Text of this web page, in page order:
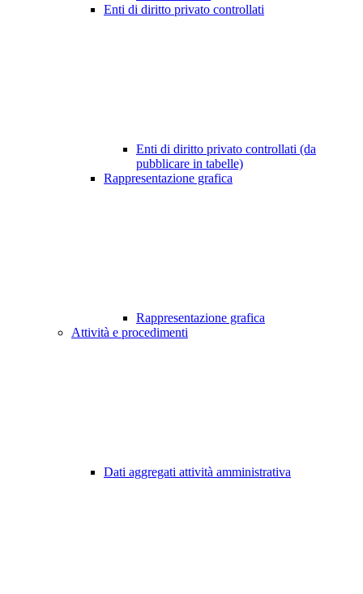
Enti di diritto privato controllati
Enti di diritto privato controllati (da
pubblicare in tabelle)
Rappresentazione grafica
Rappresentazione grafica
Attività e procedimenti
Dati aggregati attività amministrativa